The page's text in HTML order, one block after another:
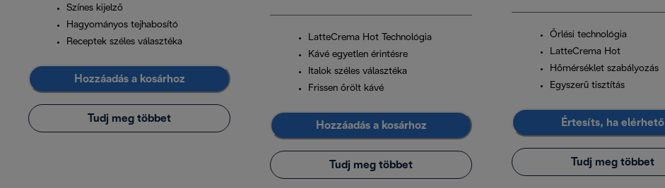
Színes kijelző
Hagyományos tejhabosító
Receptek széles választéka
Hozzáadás a kosárhoz
Tudj meg többet
LatteCrema Hot Technológia
Kávé egyetlen érintésre
Italok széles választéka
Frissen őrölt kávé
Hozzáadás a kosárhoz
Tudj meg többet
Őrlési technológia
LatteCrema Hot
Hőmérséklet szabályozás
Egyszerű tisztítás
Értesíts, ha elérhető
Tudj meg többet